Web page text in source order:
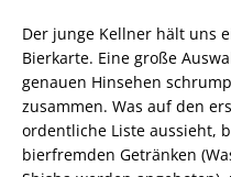
Der junge Kellner hält uns
Bierkarte. Eine große
genauen Hinsehen
zusammen. Was auf den
ordentliche Liste aussieht,
bierfremden Getränken